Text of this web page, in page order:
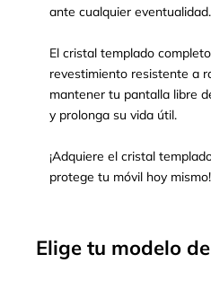
ante cualquier eventualidad.
El cristal templado
revestimiento resistente a
mantener tu pantalla libre
y prolonga su vida útil.
¡Adquiere el cristal
protege tu móvil hoy mismo!
Elige tu modelo